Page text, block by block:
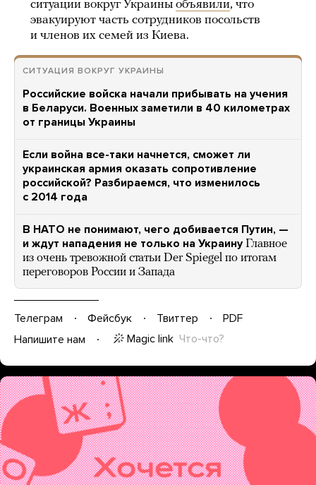
ситуации вокруг Украины объявили, что
эвакуируют часть сотрудников посольств
и членов их семей из Киева.
СИТУАЦИЯ ВОКРУГ УКРАИНЫ
Российские войска начали прибывать на учения
в Беларуси. Военных заметили в 40 километрах
от границы Украины
Если война все-таки начнется, сможет ли
украинская армия оказать сопротивление
российской? Разбираемся, что изменилось
с 2014 года
В НАТО не понимают, чего добивается Путин, —
и ждут нападения не только на Украину Главное
из очень тревожной статьи Der Spiegel по итогам
переговоров России и Запада
Телеграм Фейсбук Твиттер
PDF
Напишите нам
Magic link Что-что?